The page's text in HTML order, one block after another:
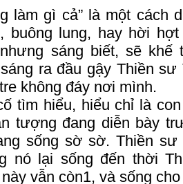
làm gì cả” là một cách
buông lung, hay hời
sáng biết, sẽ
ra đầu gậy Thiền sư
không đáy nơi mình.
tìm hiểu, hiểu chỉ là
tượng đang diễn bày
sống sờ sờ. Thiền sư
nó lại sống đến thời
vẫn còn1, và sống